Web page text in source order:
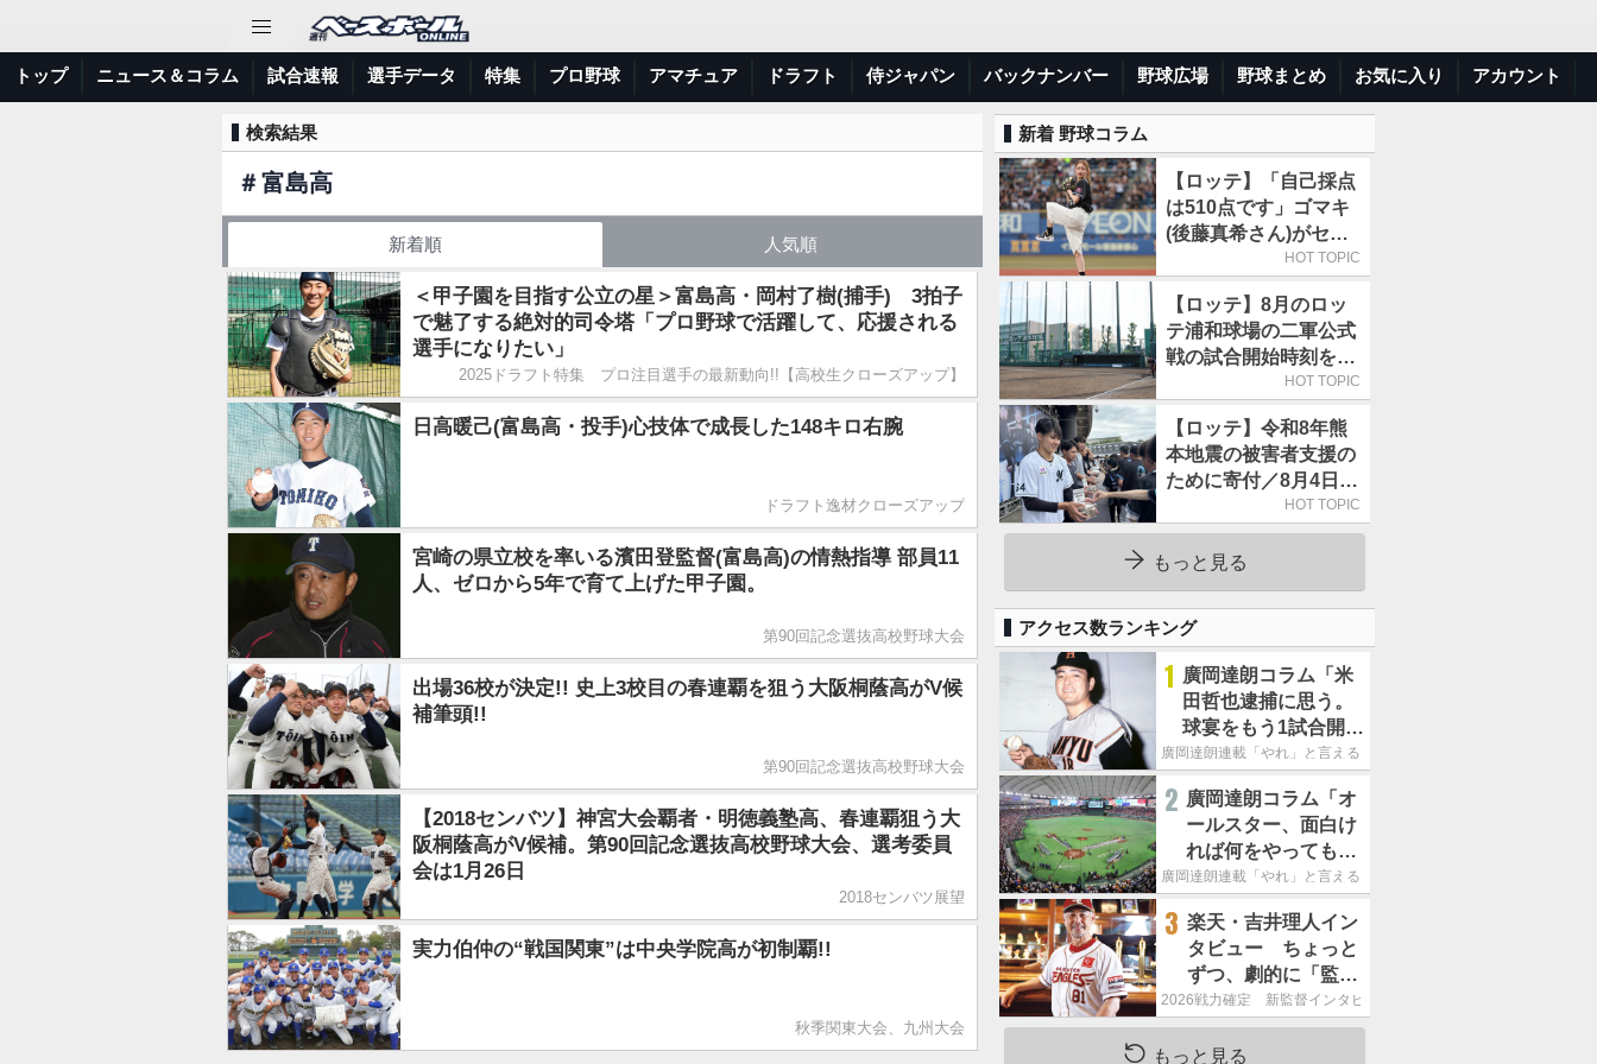
トップ ニュース＆コラム 試合速報 選手データ 特集 プロ野球 アマチュア ドラフト 侍ジャパン バックナンバー 野球広場 野球まとめ お気に入り アカウント
検索結果
＃富島高
新着順 人気順
＜甲子園を目指す公立の星＞富島高・岡村了樹(捕手) 3拍子
で魅了する絶対的司令塔「プロ野球で活躍して、応援される
選手になりたい」
2025ドラフト特集 プロ注目選手の最新動向!!【高校生クローズアップ】
日高暖己(富島高・投手)心技体で成長した148キロ右腕
ドラフト逸材クローズアップ
宮崎の県立校を率いる濱田登監督(富島高)の情熱指導 部員11
人、ゼロから5年で育て上げた甲子園。
第90回記念選抜高校野球大会
出場36校が決定!! 史上3校目の春連覇を狙う大阪桐蔭高がV候
補筆頭!!
第90回記念選抜高校野球大会
【2018センバツ】神宮大会覇者・明徳義塾高、春連覇狙う大
阪桐蔭高がV候補。第90回記念選抜高校野球大会、選考委員
会は1月26日
2018センバツ展望
実力伯仲の“戦国関東”は中央学院高が初制覇!!
秋季関東大会、九州大会
新着 野球コラム
【ロッテ】「自己採点
は510点です」ゴマキ
(後藤真希さん)がセレ
モニアルピッチHOT TOPIC
【ロッテ】8月のロッ
テ浦和球場の二軍公式
戦の試合開始時刻を午
前10時30分に変更HOT TOPIC
【ロッテ】令和8年熊
本地震の被害者支援の
ために寄付／8月4日に
は選手たちが募金箱を
持って球場に立つ
HOT TOPIC
もっと見る
アクセス数ランキング
1 廣岡達朗コラム「米
田哲也逮捕に思う。
球宴をもう1試合開催
でOB救済を」
廣岡達朗連載「やれ」と言える信念
2 廣岡達朗コラム「オ
ールスター、面白け
れば何をやってもい
いという発想は大間
廣岡達朗連載「やれ」と言える信念
3 楽天・吉井理人イン
タビュー ちょっと
ずつ、劇的に「監督
が代わると何もかも
が変わるというの
は、チームにとって
2026戦力確定 新監督インタビュー
もっと見る